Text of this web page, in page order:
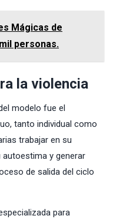
Mágicas de
personas.
la violencia
modelo fue el
tanto individual como
trabajar en su
y generar
de salida del ciclo
para